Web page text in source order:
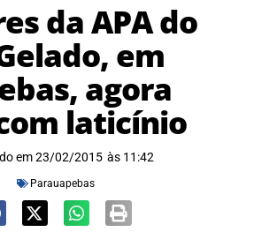
da APA do
em
agora
laticínio
em 23/02/2015 às 11:42
Parauapebas